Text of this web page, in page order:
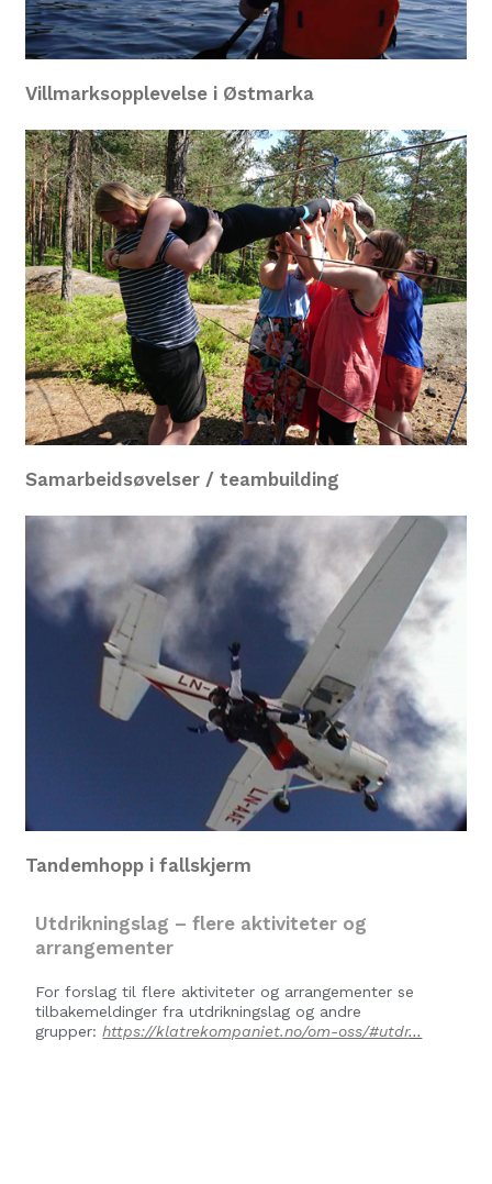
Villmarksopplevelse i Østmarka
Samarbeidsøvelser / teambuilding
Tandemhopp i fallskjerm
Utdrikningslag – flere aktiviteter og
arrangementer
For forslag til flere aktiviteter og arrangementer se
tilbakemeldinger fra utdrikningslag og andre
grupper:https://klatrekompaniet.no/om-oss/#utdr…